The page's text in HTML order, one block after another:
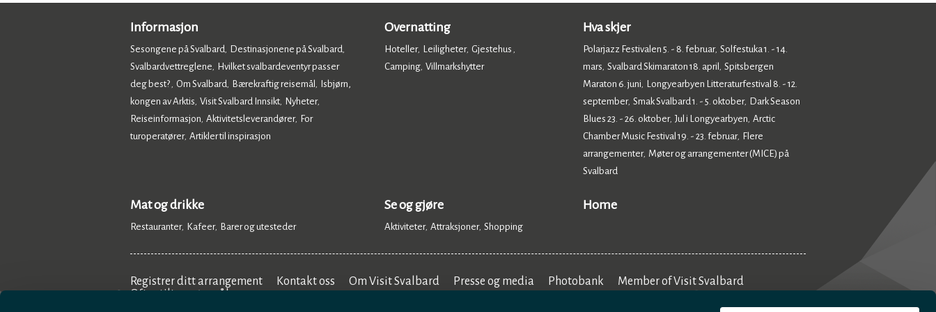
Informasjon
Sesongene på Svalbard, Destinasjonene på Svalbard,
Svalbardvettreglene,
Hvilket svalbardeventyr passer
deg best?, Om Svalbard, Bærekraftig reisemål ,
Isbjørn,
kongen av Arktis, Visit Svalbard Innsikt, Nyheter,
Reiseinformasjon, Aktivitetsleverandører,
For
turoperatører, Artikler til inspirasjon
Overnatting
Hoteller, Leiligheter, Gjestehus ,
Camping, Villmarkshytter,
Hva skjer
Polarjazz Festivalen 5. - 8. februar, Solfestuka 1. - 14.
mars, Svalbard Skimaraton 18. april , Spitsbergen
Maraton 6. juni,
Longyearbyen Litteraturfestival 8. - 12.
september, Smak Svalbard 1. - 5. oktober,
Dark Season
Blues 23. - 26. oktober, Jul i Longyearbyen, Arctic
Chamber Music Festival 19. - 23. februar,
Flere
arrangementer, Møter og arrangementer (MICE) på
Svalbard,
Mat og drikke
Restauranter, Kafeer, Barer og utesteder,
Se og gjøre
Aktiviteter, Attraksjoner, Shopping
Home
Registrer ditt arrangement Kontakt oss Om Visit Svalbard Presse og media Photobank
Member of Visit Svalbard
Ofte stilte spørsmål